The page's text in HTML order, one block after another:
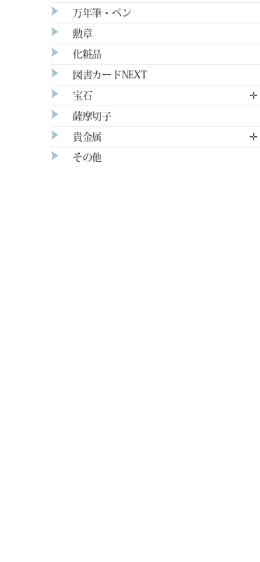
万年筆・ペン
勲章
化粧品
図書カードNEXT
宝石 ✛
薩摩切子
貴金属 ✛
その他